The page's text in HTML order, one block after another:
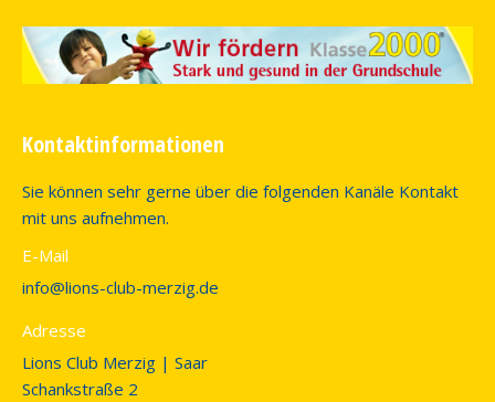
Kontaktinformationen
Sie können sehr gerne über die folgenden Kanäle Kontakt
mit uns aufnehmen.
E-Mail
info@lions-club-merzig.de
Adresse
Lions Club Merzig | Saar
Schankstraße 2